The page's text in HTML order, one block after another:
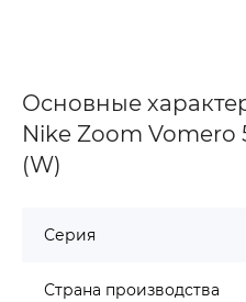
Основные
Nike Zoom Vomero
(W)
Серия
Страна производства